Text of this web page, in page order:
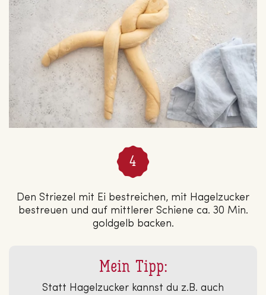
Den Striezel mit Ei bestreichen, mit Hagelzucker
bestreuen und auf mittlerer Schiene ca. 30 Min.
goldgelb backen.
Mein Tipp:
Statt Hagelzucker kannst du z.B. auch